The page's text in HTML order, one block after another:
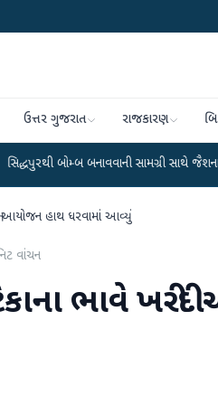
ઉત્તર ગુજરાત રાજકારણ
સામગ્રી સાથે જૈશના 5 શંકાસ્પદ
આયોજન હાથ ધરવામાં આવ્યું
વાંચન
ભાવે